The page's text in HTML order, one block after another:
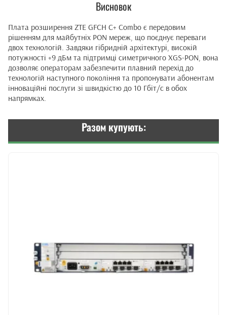
Висновок
Плата розширення ZTE GFCH C+ Combo є передовим
рішенням для майбутніх PON мереж, що поєднує переваги
двох технологій. Завдяки гібридній архітектурі, високій
потужності +9 дБм та підтримці симетричного XGS-PON, вона
дозволяє операторам забезпечити плавний перехід до
технологій наступного покоління та пропонувати абонентам
інноваційні послуги зі швидкістю до 10 Гбіт/с в обох
напрямках.
Разом купують: